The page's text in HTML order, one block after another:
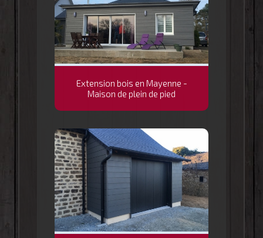
Extension bois en Mayenne -
Maison de plein de pied